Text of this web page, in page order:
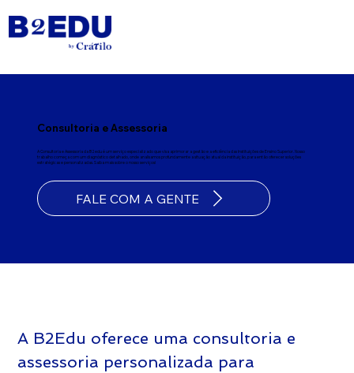
FALE COM A GENTE
A Consultoria e Assessoria da B2edu é um serviço especializado que visa aprimorar a gestão e a eficiência das Instituições de Ensino Superior. Nosso
trabalho começa com um diagnóstico detalhado, onde analisamos profundamente a situação atual da instituição, para então oferecer soluções
estratégicas e personalizadas. Saiba mais sobre o nosso serviços!
Consultoria e Assessoria
A B2Edu oferece uma consultoria e
assessoria personalizada para